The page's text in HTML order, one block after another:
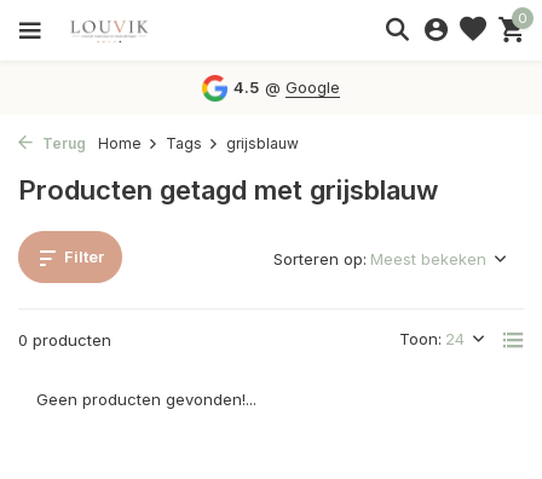
0
4.5 @Google
Terug Home Tags grijsblauw
Producten getagd met grijsblauw
Filter
0 producten Toon:
Sorteren op:
Geen producten gevonden!...